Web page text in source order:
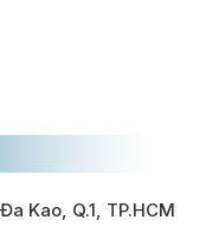
Kao, Q.1, TP.HCM